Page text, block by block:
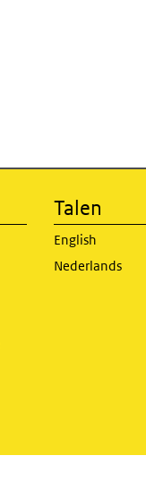
Talen
English
Nederlands